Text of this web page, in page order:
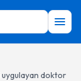
uygulayan doktor